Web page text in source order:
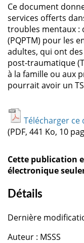
Ce document
services offerts
troubles mentaux :
(PQPTM) pour les
adultes, qui ont
post-traumatique
à la famille ou aux
pourrait avoir un
Télécharger ce
(PDF, 441 Ko, 10
Cette publication
électronique
Détails
Dernière
Auteur : MSSS